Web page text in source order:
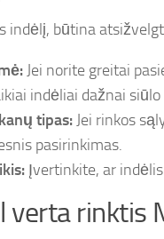
indėlį, būtina
Jei norite greitai
indėliai dažnai
tipas: Jei rinkos
pasirinkimas.
Įvertinkite, ar
verta rinktis